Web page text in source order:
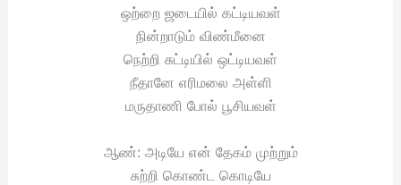
ஒற்றை ஜடையில் கட்டியவள்
நின்றாடும் விண்மீனை
நெற்றி சுட்டியில் ஒட்டியவள்
நீதானே எரிமலை அள்ளி
மருதாணி போல் பூசியவள்
ஆண்: அடியே என் தேகம் முற்றும்
சுற்றி கொண்ட கொடியே